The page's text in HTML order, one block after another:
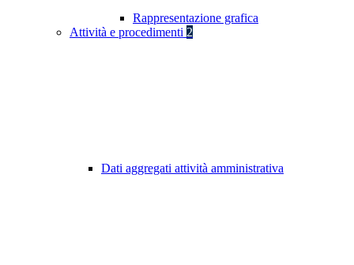
Rappresentazione grafica
Attività e procedimenti 2
Dati aggregati attività amministrativa